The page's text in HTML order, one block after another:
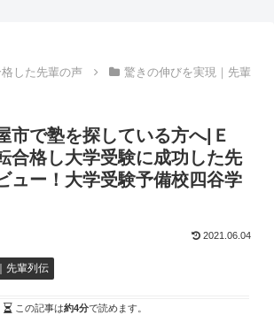
した先輩の声
驚きの伸びを実現｜先輩
市で塾を探している方へ|Ｅ
合格し大学受験に成功した先
ュー！大学受験予備校四谷学
2021.06.04
先輩列伝
この記事は約4分で読めます。